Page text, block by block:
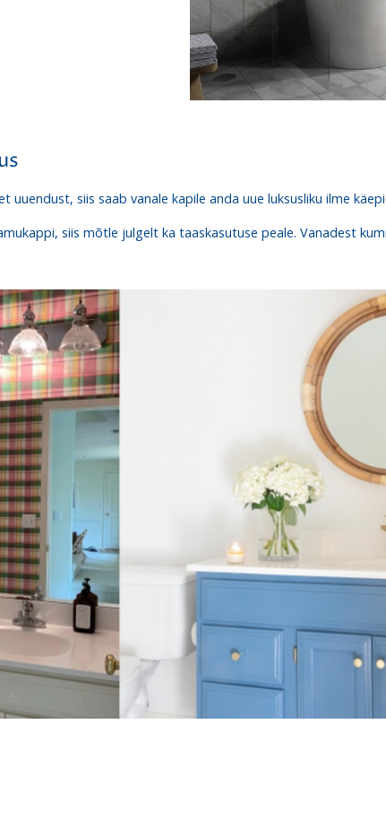
uuendust, siis saab vanale kapile anda uue luksusliku ilme
siis mõtle julgelt ka taaskasutuse peale. Vanadest